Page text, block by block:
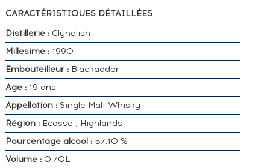
CARACTÉRISTIQUES DÉTAILLÉES
Distillerie :Clynelish
Millesime :1990
Embouteilleur :Blackadder
Age :19 ans
Appellation :Single Malt Whisky
Région : Ecosse , Highlands
Pourcentage alcool :57.10 %
Volume : 0.70L